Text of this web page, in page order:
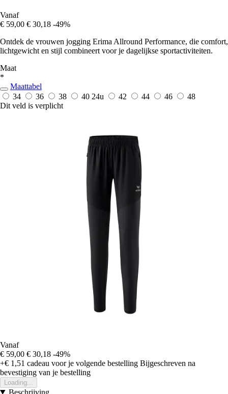
Vanaf
€ 59,00 € 30,18 -49%
Ontdek de vrouwen jogging Erima Allround Performance, die comfort,
lichtgewicht en stijl combineert voor je dagelijkse sportactiviteiten.
Maat
*
Maattabel
34
36 38 40 24u 42 44 46
48
Dit veld is verplicht
Vanaf
€ 59,00 € 30,18 -49%
+€ 1,51 cadeau voor je volgende bestelling Bijgeschreven na
bevestiging van je bestelling
Loading...
Beschrijving